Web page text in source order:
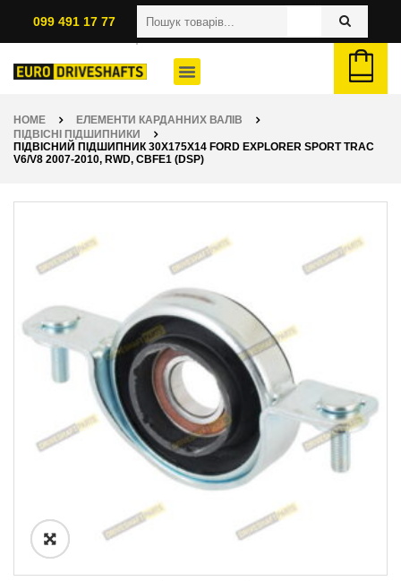
099 491 17 77
HOME
ЕЛЕМЕНТИ КАРДАННИХ ВАЛІВ
ПІДВІСНІ ПІДШИПНИКИ
ПІДВІСНИЙ ПІДШИПНИК 30X175X14 FORD EXPLORER SPORT TRAC
V6/V8 2007-2010, RWD, CBFE1 (DSP)